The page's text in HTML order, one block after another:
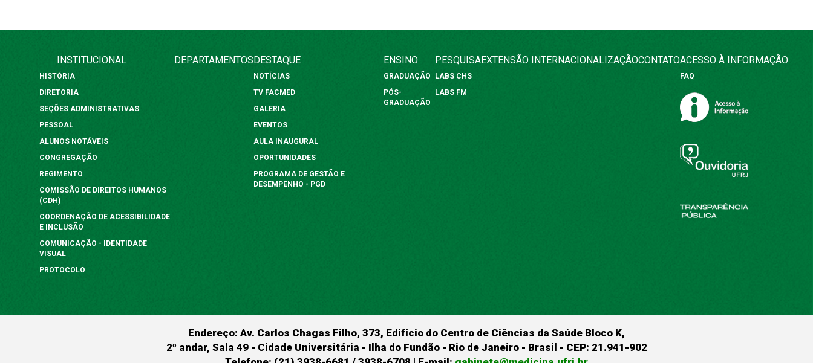
INSTITUCIONAL
HISTÓRIA
DIRETORIA
SEÇÕES ADMINISTRATIVAS
PESSOAL
ALUNOS NOTÁVEIS
CONGREGAÇÃO
REGIMENTO
COMISSÃO DE DIREITOS HUMANOS
(CDH)
COORDENAÇÃO DE ACESSIBILIDADE
E INCLUSÃO
COMUNICAÇÃO - IDENTIDADE
VISUAL
PROTOCOLO
DEPARTAMENTOSDESTAQUE
NOTÍCIAS
TV FACMED
GALERIA
EVENTOS
AULA INAUGURAL
OPORTUNIDADES
PROGRAMA DE GESTÃO E
DESEMPENHO - PGD
ENSINO
GRADUAÇÃO
PÓS-
GRADUAÇÃO
PESQUISA
LABS CHS
LABS FM
EXTENSÃO INTERNACIONALIZAÇÃOCONTATOACESSO À INFORMAÇÃO
FAQ
Endereço: Av. Carlos Chagas Filho, 373, Edifício do Centro de Ciências da Saúde Bloco K,
2º andar, Sala 49 - Cidade Universitária - Ilha do Fundão - Rio de Janeiro - Brasil - CEP: 21.941-902